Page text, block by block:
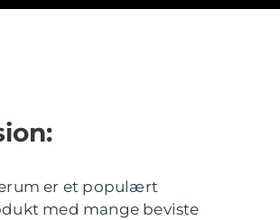
er et populært
med mange beviste